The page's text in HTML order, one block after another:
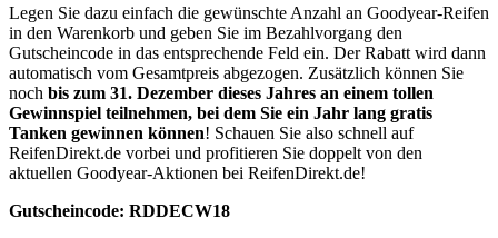
Legen Sie dazu einfach die gewünschte Anzahl an Goodyear-Reifen
in den Warenkorb und geben Sie im Bezahlvorgang den
Gutscheincode in das entsprechende Feld ein. Der Rabatt wird dann
automatisch vom Gesamtpreis abgezogen. Zusätzlich können Sie
noch bis zum 31. Dezember dieses Jahres an einem tollen
Gewinnspiel teilnehmen, bei dem Sie ein Jahr lang gratis
Tanken gewinnen können! Schauen Sie also schnell auf
ReifenDirekt.de vorbei und profitieren Sie doppelt von den
aktuellen Goodyear-Aktionen bei ReifenDirekt.de!
Gutscheincode: RDDECW18